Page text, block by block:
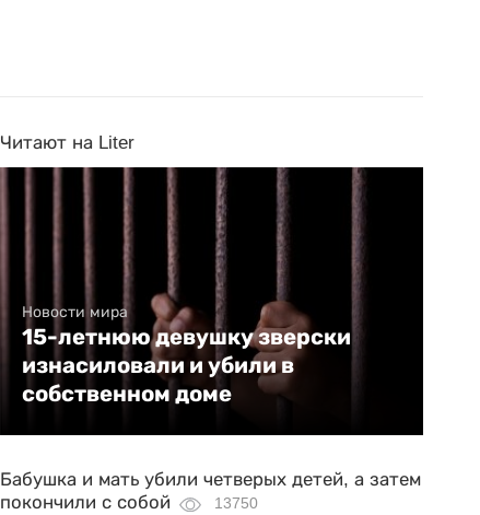
Читают на Liter
Новости мира
15-летнюю девушку зверски
изнасиловали и убили в
собственном доме
Бабушка и мать убили четверых детей, а затем
покончили с собой
13750